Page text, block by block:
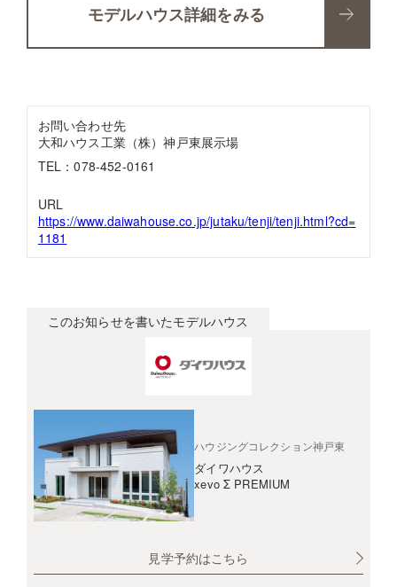
モデルハウス詳細をみる
お問い合わせ先
大和ハウス工業（株）神戸東展示場
TEL：078-452-0161
URL
https://www.daiwahouse.co.jp/jutaku/tenji/tenji.html?cd=
1181
このお知らせを書いたモデルハウス
ハウジングコレクション神戸東
ダイワハウス
xevo Σ PREMIUM
見学予約はこちら